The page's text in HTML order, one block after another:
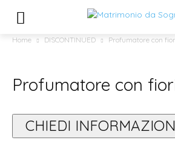
Home DISCONTINUED Profumatore con
Profumatore con
CHIEDI